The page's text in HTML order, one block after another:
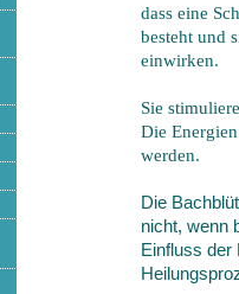
dass eine
besteht und
einwirken.
Sie
Die
werden.
Die
nicht, wenn
Einfluss der